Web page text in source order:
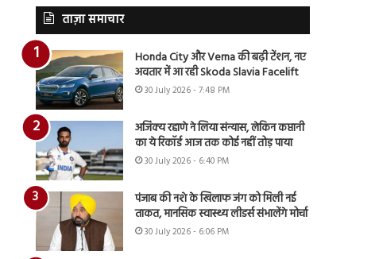
ताज़ा समाचार
Honda City और Verna की बढ़ी टेंशन, नए
अवतार में आ रही Skoda Slavia Facelift
30 July 2026 - 7:48 PM
अजिंक्य रहाणे ने लिया संन्यास, लेकिन कप्तानी
का ये रिकॉर्ड आज तक कोई नहीं तोड़ पाया
30 July 2026 - 6:40 PM
पंजाब की नशे के खिलाफ जंग को मिली नई
ताकत, मानसिक स्वास्थ्य लीडर्स संभालेंगे मोर्चा
30 July 2026 - 6:06 PM